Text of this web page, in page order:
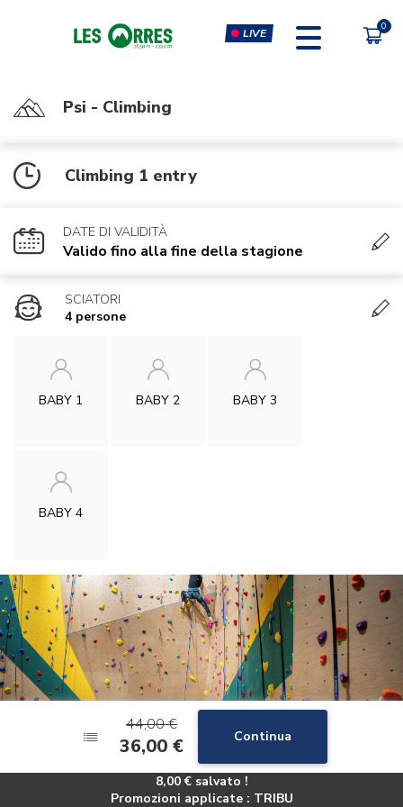
LIVE
Psi - Climbing
Climbing 1 entry
DATE DI VALIDITÀ
Valido fino alla fine della stagione
SCIATORI
4 persone
BABY 1 BABY 2 BABY 3
BABY 4
44,00 €
36,00 € Continua
8,00 €salvato !
Promozioni applicate: TRIBU
44,00 €
36,00 € Continua
8,00 €salvato !
Promozioni applicate: TRIBU
MOUTAIN BIKE PASS
CHÈQUE CADEAU
CLIMBING & CLIP'N CLIMB
GYM, CARDIO & FITNESS
MASSAGES